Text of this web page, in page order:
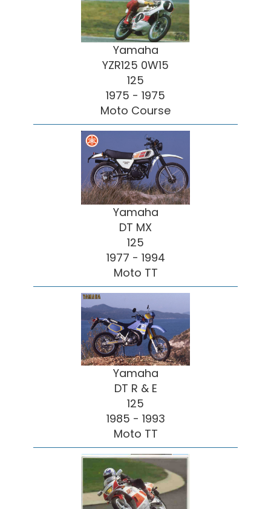
Yamaha
YZR125 0W15
125
1975 - 1975
Moto Course
Yamaha
DT MX
125
1977 - 1994
Moto TT
Yamaha
DT R & E
125
1985 - 1993
Moto TT